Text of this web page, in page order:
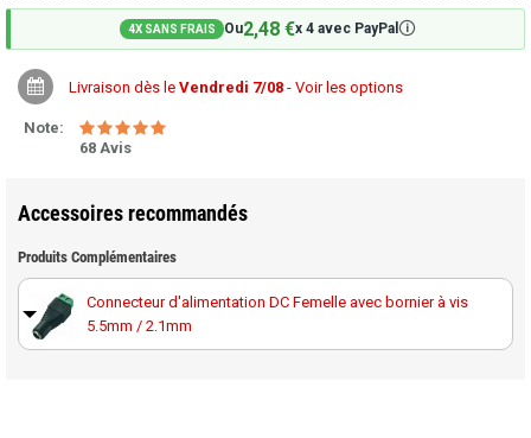
4X SANS FRAIS Ou2,48 €x 4 avec PayPal🛈
Livraison dès le Vendredi 7/08 - Voir les options
Note:
68 Avis
Accessoires recommandés
Produits Complémentaires
Connecteur d'alimentation DC Femelle avec bornier à vis
5.5mm / 2.1mm